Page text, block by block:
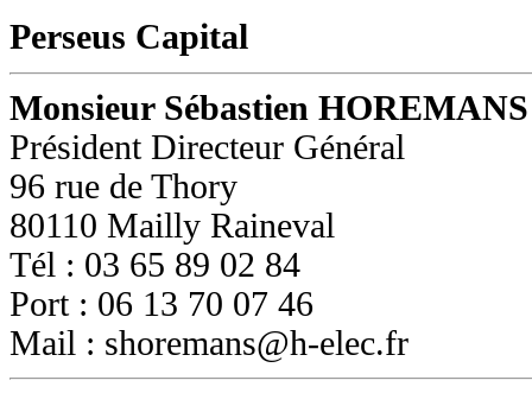
Perseus Capital
Monsieur Sébastien HOREMANS
Président Directeur Général
96 rue de Thory
80110 Mailly Raineval
Tél : 03 65 89 02 84
Port : 06 13 70 07 46
Mail : shoremans@h-elec.fr